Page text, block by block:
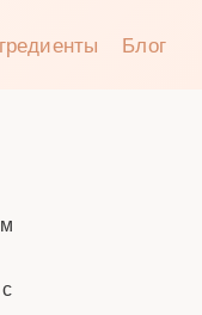
Блог